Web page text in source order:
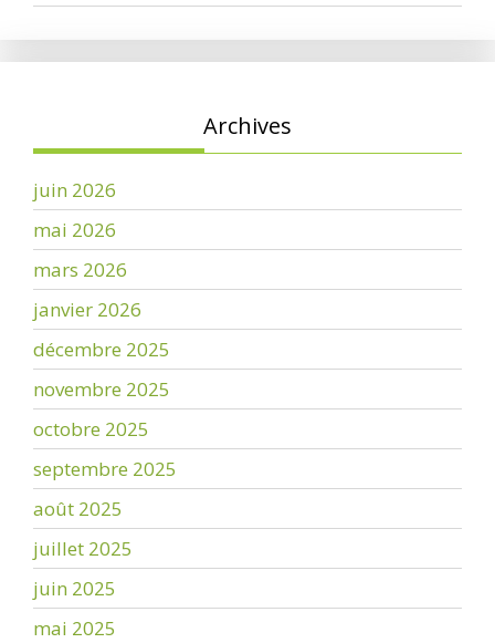
Archives
juin 2026
mai 2026
mars 2026
janvier 2026
décembre 2025
novembre 2025
octobre 2025
septembre 2025
août 2025
juillet 2025
juin 2025
mai 2025